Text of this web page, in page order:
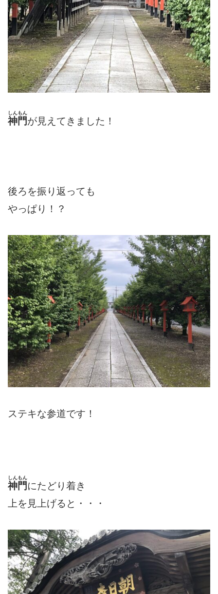
神門
しんもん
が見えてきました！
後ろを振り返っても
やっぱり！？
ステキな参道です！
神門
しんもん
にたどり着き
上を見上げると・・・